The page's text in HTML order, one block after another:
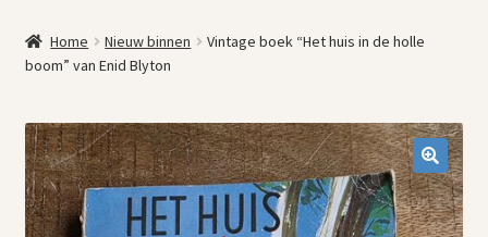
Blikken
Kleine meubelen
Muurdecoratie
Servies en glaswerk
Home Nieuw binnen
Vintage boek “Het huis in de holle
boom” van Enid Blyton
🔍